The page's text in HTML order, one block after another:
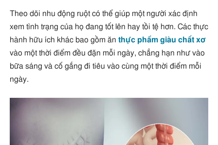
Theo dõi nhu động ruột có thể giúp một người xác định
xem tình trạng của họ đang tốt lên hay tồi tệ hơn. Các thực
hành hữu ích khác bao gồm ăn thực phẩm giàu chất xơ
vào một thời điểm đều đặn mỗi ngày, chẳng hạn như vào
bữa sáng và cố gắng đi tiêu vào cùng một thời điểm mỗi
ngày.